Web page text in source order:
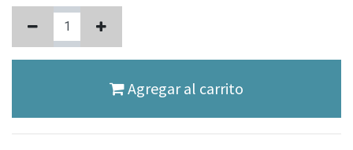
Agregar al carrito